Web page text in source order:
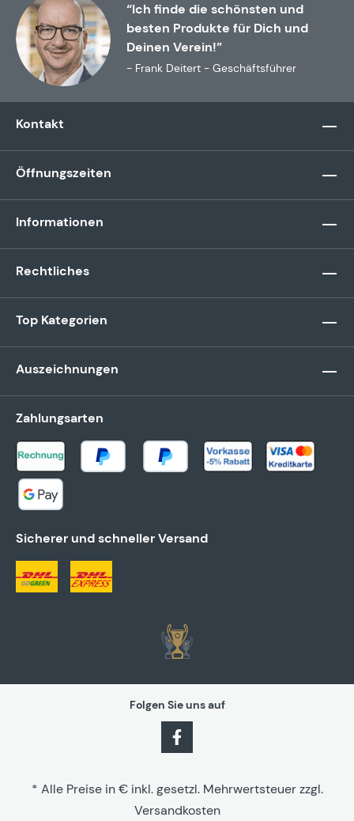
“Ich finde die schönsten und
besten Produkte für Dich und
Deinen Verein!”
- Frank Deitert - Geschäftsführer
Kontakt
Öffnungszeiten
Informationen
Rechtliches
Top Kategorien
Auszeichnungen
Zahlungsarten
Sicherer und schneller Versand
Folgen Sie uns auf
* Alle Preise in € inkl. gesetzl. Mehrwertsteuer zzgl.
Versandkosten